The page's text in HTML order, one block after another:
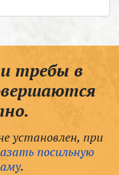
требы в
установлен, при
посильную
.